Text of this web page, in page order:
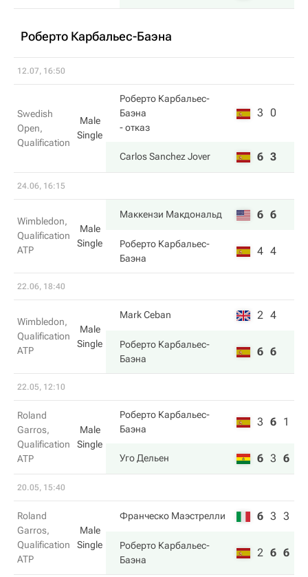
Роберто Карбальес-Баэна
12.07, 16:50
Swedish
Open,
Qualification
Male
Single
Роберто Карбальес-
Баэна
- отказ
3 0
Carlos Sanchez Jover 6 3
24.06, 16:15
Wimbledon,
Qualification
ATP
Male
Single
Маккензи Макдональд 6 6
Роберто Карбальес-
Баэна
4 4
22.06, 18:40
Wimbledon,
Qualification
ATP
Male
Single
Mark Ceban 2 4
Роберто Карбальес-
Баэна
6 6
22.05, 12:10
Roland
Garros,
Qualification
ATP
Male
Single
Роберто Карбальес-
Баэна
3 6 1
Уго Дельен 6 3 6
20.05, 15:40
Roland
Garros,
Qualification
ATP
Male
Single
Франческо Маэстрелли 6 3 3
Роберто Карбальес-
Баэна
2 6 6